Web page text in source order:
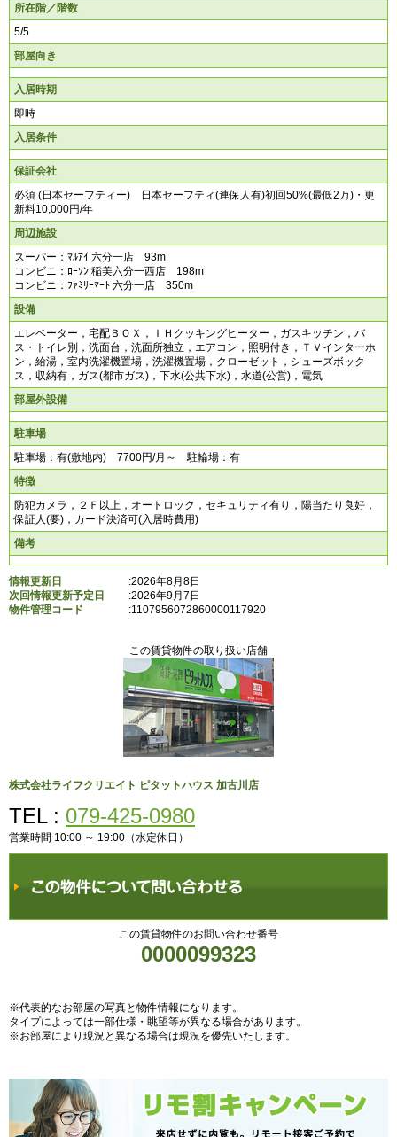
所在階／階数
5/5
部屋向き
入居時期
即時
入居条件
保証会社
必須 (日本セーフティー) 日本セーフティ(連保人有)初回50%(最低2万)・更
新料10,000円/年
周辺施設
スーパー：ﾏﾙｱｲ 六分一店 93m
コンビニ：ﾛｰｿﾝ 稲美六分一西店 198m
コンビニ：ﾌｧﾐﾘｰﾏｰﾄ 六分一店 350m
設備
エレベーター，宅配ＢＯＸ，ＩＨクッキングヒーター，ガスキッチン，バ
ス・トイレ別，洗面台，洗面所独立，エアコン，照明付き，ＴＶインターホ
ン，給湯，室内洗濯機置場，洗濯機置場，クローゼット，シューズボック
ス，収納有，ガス(都市ガス)，下水(公共下水)，水道(公営)，電気
部屋外設備
駐車場
駐車場：有(敷地内) 7700円/月～ 駐輪場：有
特徴
防犯カメラ，２Ｆ以上，オートロック，セキュリティ有り，陽当たり良好，
保証人(要)，カード決済可(入居時費用)
備考
情報更新日
:2026年8月8日
次回情報更新予定日
:2026年9月7日
物件管理コード
:1107956072860000117920
この賃貸物件の取り扱い店舗
株式会社ライフクリエイト ピタットハウス 加古川店
TEL : 079-425-0980
営業時間 10:00 ～ 19:00（水定休日）
この賃貸物件のお問い合わせ番号
0000099323
※代表的なお部屋の写真と物件情報になります。
タイプによっては一部仕様・眺望等が異なる場合があります。
※お部屋により現況と異なる場合は現況を優先いたします。